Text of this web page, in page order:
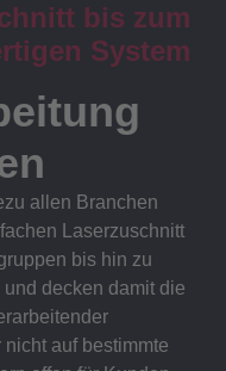
bis zum
System
allen Branchen
Laserzuschnitt
bis hin zu
decken damit die
nicht auf bestimmte